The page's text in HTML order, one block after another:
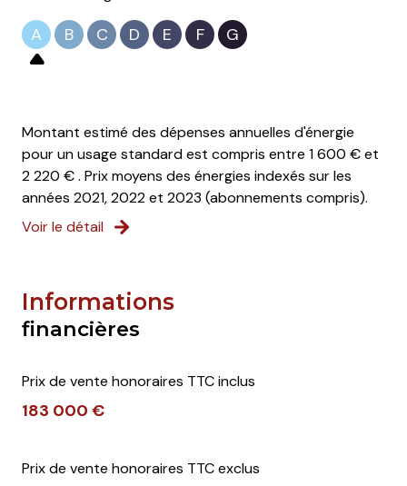
A B C D E F G
Montant estimé des dépenses annuelles d'énergie
pour un usage standard est compris entre 1 600 € et
2 220 € . Prix moyens des énergies indexés sur les
années 2021, 2022 et 2023 (abonnements compris).
Voir le détail
Informations
financières
Prix de vente honoraires TTC inclus
183 000 €
Prix de vente honoraires TTC exclus